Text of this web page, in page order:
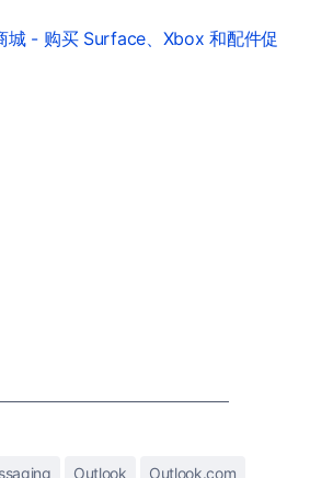
城 - 购买 Surface、Xbox 和配件促
Outlook Outlook.com